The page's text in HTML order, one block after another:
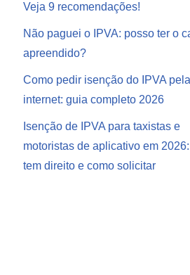
Veja 9 recomendações!
Não paguei o IPVA: posso ter o
apreendido?
Como pedir isenção do IPVA pela
internet: guia completo 2026
Isenção de IPVA para taxistas e
motoristas de aplicativo em
tem direito e como solicitar